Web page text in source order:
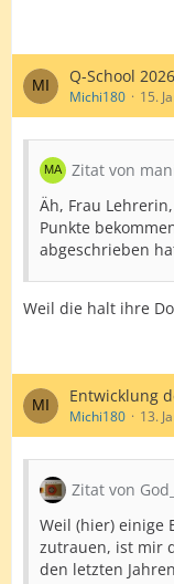
12 Schotten
9 Belgier
5 Nordiren
5 Franzosen
3 Österreicher
3 Polen
2 Brasilianer
2 Portugiesen
2 Ungar
1 Amerikaner
1 Schwede
1 Schweizer
Q-School 2026
Michi180 15.
Zitat von
Äh, Frau
Punkte
abgeschrieben
Weil die halt ihre
Entwicklung
Michi180 13.
Zitat von
Weil (hier) einige
zutrauen, ist mir
den letzten